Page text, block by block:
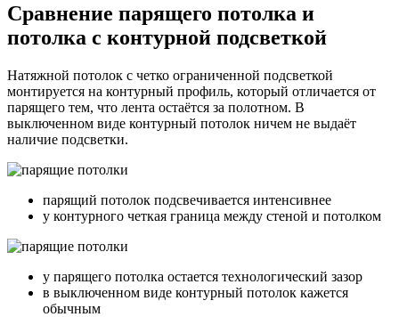
Сравнение парящего потолка и
потолка с контурной подсветкой
Натяжной потолок с четко ограниченной подсветкой
монтируется на контурный профиль, который отличается от
парящего тем, что лента остаётся за полотном. В
выключенном виде контурный потолок ничем не выдаёт
наличие подсветки.
парящий потолок подсвечивается интенсивнее
у контурного четкая граница между стеной и потолком
у парящего потолка остается технологический зазор
в выключенном виде контурный потолок кажется
обычным